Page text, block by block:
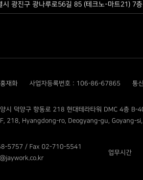
시 광진구 광나루로56길 85 (테크노-마트21) 7
재화 사업자등록번호 : 106-86-67865 통
시 덕양구 향동로 218 현대테라타워 DMC 4층 B-
218, Hyangdong-ro, Deogyang-gu, Goyang-
5757 / Fax 02-710-5541
업무시간